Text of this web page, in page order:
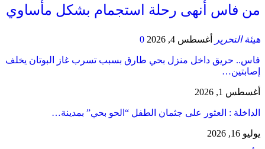
من فاس أنهى رحلة استجمام بشكل مأساوي
هيئة التحرير أغسطس 4, 2026 0
فاس.. حريق داخل منزل بحي طارق بسبب تسرب غاز البوتان يخلف
إصابتين…
أغسطس 1, 2026
​الداخلة : العثور على جثمان الطفل “الحو بحي” بمدينة…
يوليو 16, 2026